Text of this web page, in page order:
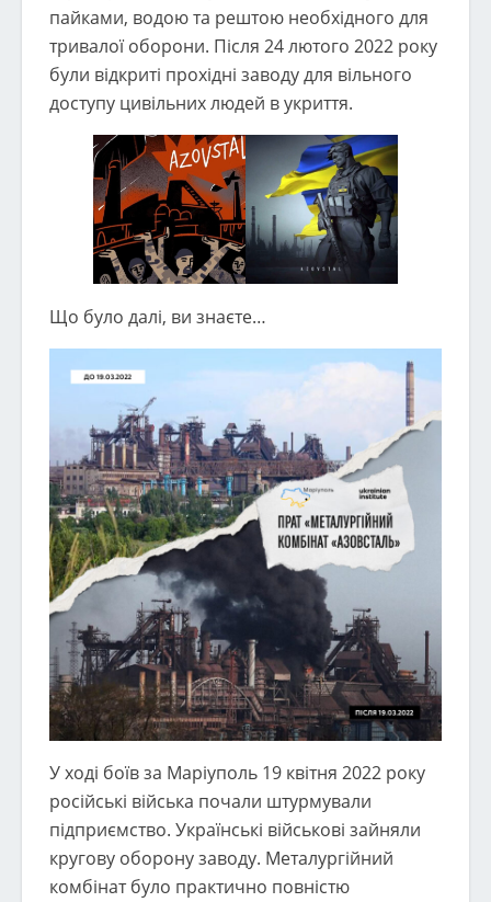
пайками, водою та рештою необхідного для
тривалої оборони. Після 24 лютого 2022 року
були відкриті прохідні заводу для вільного
доступу цивільних людей в укриття.
Що було далі, ви знаєте…
У ході боїв за Маріуполь 19 квітня 2022 року
російські війська почали штурмували
підприємство. Українські військові зайняли
кругову оборону заводу. Металургійний
комбінат було практично повністю